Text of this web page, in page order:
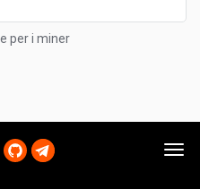
per i miner